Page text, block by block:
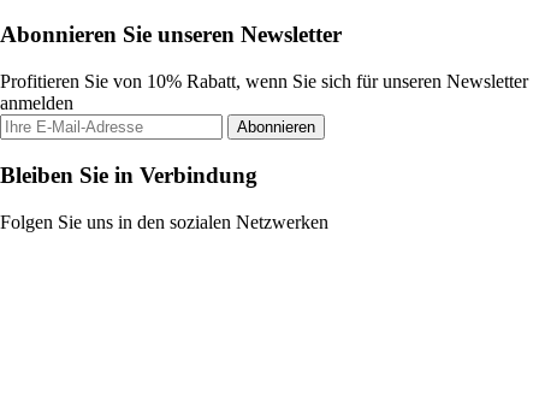
Abonnieren Sie unseren Newsletter
Profitieren Sie von 10% Rabatt, wenn Sie sich für unseren Newsletter
anmelden
Abonnieren
Bleiben Sie in Verbindung
Folgen Sie uns in den sozialen Netzwerken